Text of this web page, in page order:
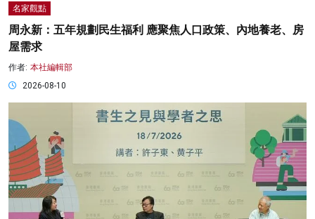
名家觀點
周永新：五年規劃民生福利 應聚焦人口政策、內地養老、房
屋需求
作者: 本社編輯部
2026-08-10